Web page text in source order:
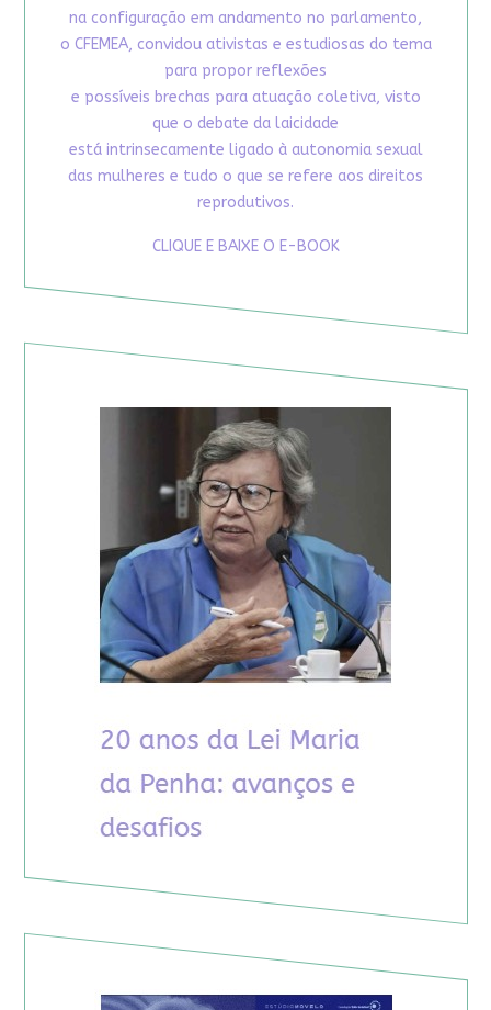
na configuração em andamento no parlamento,
o CFEMEA, convidou ativistas e estudiosas do tema
para propor reflexões
e possíveis brechas para atuação coletiva, visto
que o debate da laicidade
está intrinsecamente ligado à autonomia sexual
das mulheres e tudo o que se refere aos direitos
reprodutivos.
CLIQUE E BAIXE O E-BOOK